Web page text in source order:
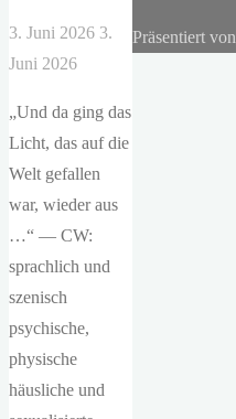
3. Juni 2026 3.
Juni 2026
„Und da ging das
Licht, das auf die
Welt gefallen
war, wieder aus
…“ — CW:
sprachlich und
szenisch
psychische,
physische
häusliche und
Präsentiert von